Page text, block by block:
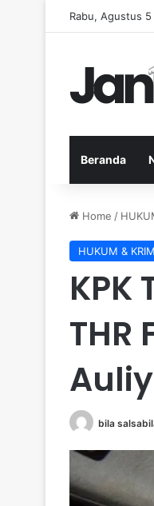
Rabu, Agustus
Beranda
Home /
HUKUM &
bila